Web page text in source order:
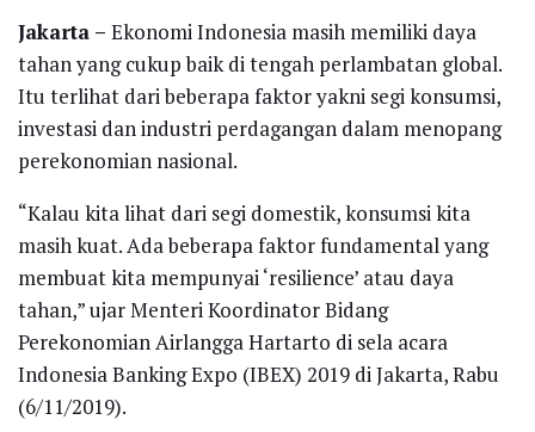
Jakarta – Ekonomi Indonesia masih memiliki daya
tahan yang cukup baik di tengah perlambatan global.
Itu terlihat dari beberapa faktor yakni segi konsumsi,
investasi dan industri perdagangan dalam menopang
perekonomian nasional.
“Kalau kita lihat dari segi domestik, konsumsi kita
masih kuat. Ada beberapa faktor fundamental yang
membuat kita mempunyai ‘resilience’ atau daya
tahan,” ujar Menteri Koordinator Bidang
Perekonomian Airlangga Hartarto di sela acara
Indonesia Banking Expo (IBEX) 2019 di Jakarta, Rabu
(6/11/2019).